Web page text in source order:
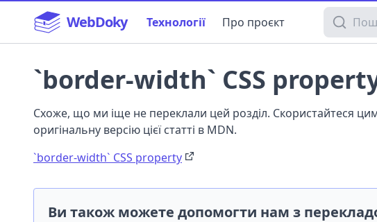
WebDoky Технології Про проєкт Пошук у
`border-width` CSS
Схоже, що ми іще не переклали цей розділ. Скористайтеся
оригінальну версію цієї статті в MDN.
`border-width` CSS property
Ви також можете допомогти нам з